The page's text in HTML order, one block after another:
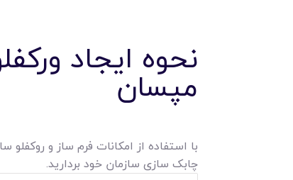
نحوه ایجاد
مپسان
با استفاده از امکانات فرم ساز و روکفلو
چابک سازی سازمان خود بردارید.